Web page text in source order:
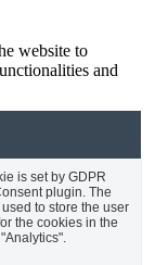
website to
and
is set by GDPR
plugin. The
to store the user
the cookies in the